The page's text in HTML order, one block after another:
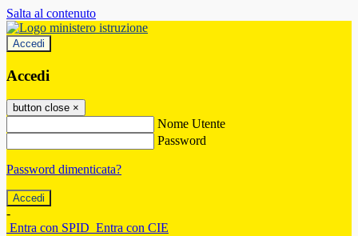
Salta al contenuto
Accedi
Accedi
button close ×
Nome Utente
Password
Password dimenticata?
-
Entra con SPID Entra con CIE